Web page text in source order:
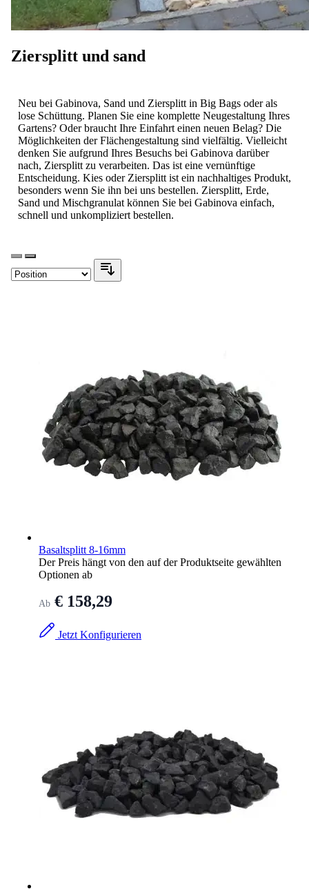
Ziersplitt und sand
Neu bei Gabinova, Sand und Ziersplitt in Big Bags oder als
lose Schüttung. Planen Sie eine komplette Neugestaltung Ihres
Gartens? Oder braucht Ihre Einfahrt einen neuen Belag? Die
Möglichkeiten der Flächengestaltung sind vielfältig. Vielleicht
denken Sie aufgrund Ihres Besuchs bei Gabinova darüber
nach, Ziersplitt zu verarbeiten. Das ist eine vernünftige
Entscheidung. Kies oder Ziersplitt ist ein nachhaltiges Produkt,
besonders wenn Sie ihn bei uns bestellen. Ziersplitt, Erde,
Sand und Mischgranulat können Sie bei Gabinova einfach,
schnell und unkompliziert bestellen.
Basaltsplitt 8-16mm
Der Preis hängt von den auf der Produktseite gewählten
Optionen ab
Ab € 158,29
Jetzt Konfigurieren